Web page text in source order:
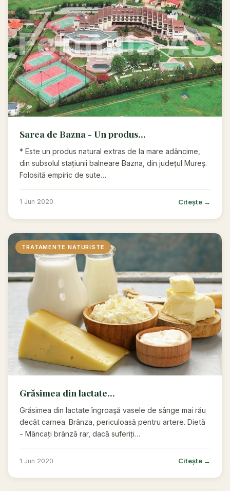
Sarea de Bazna - Un produs...
* Este un produs natural extras de la mare adâncime,
din subsolul stațiunii balneare Bazna, din județul Mureș.
Folosită empiric de sute…
1 Jun 2020 Citește →
TRATAMENTE NATURISTE
Grăsimea din lactate...
Grăsimea din lactate îngroaşă vasele de sânge mai rău
decât carnea. Brânza, periculoasă pentru artere. Dietă
- Mâncați brânză rar, dacă suferiți…
1 Jun 2020 Citește →